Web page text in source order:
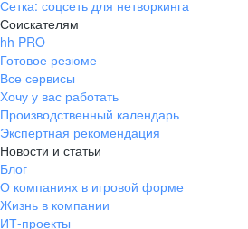
Сетка: соцсеть для нетворкинга
Соискателям
hh PRO
Готовое резюме
Все сервисы
Хочу у вас работать
Производственный календарь
Экспертная рекомендация
Новости и статьи
Блог
О компаниях в игровой форме
Жизнь в компании
ИТ-проекты